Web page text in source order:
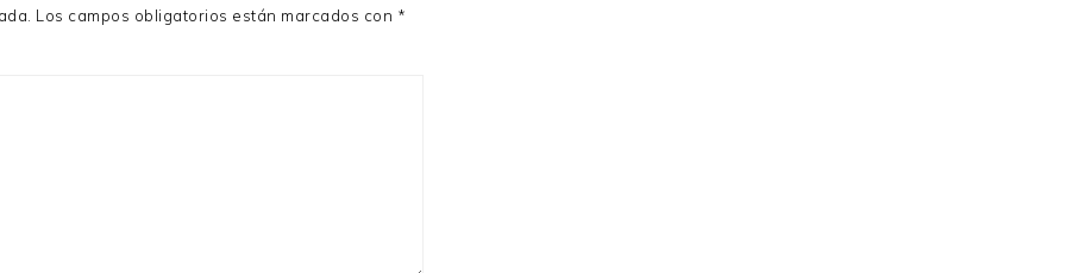
Los campos obligatorios están marcados con *